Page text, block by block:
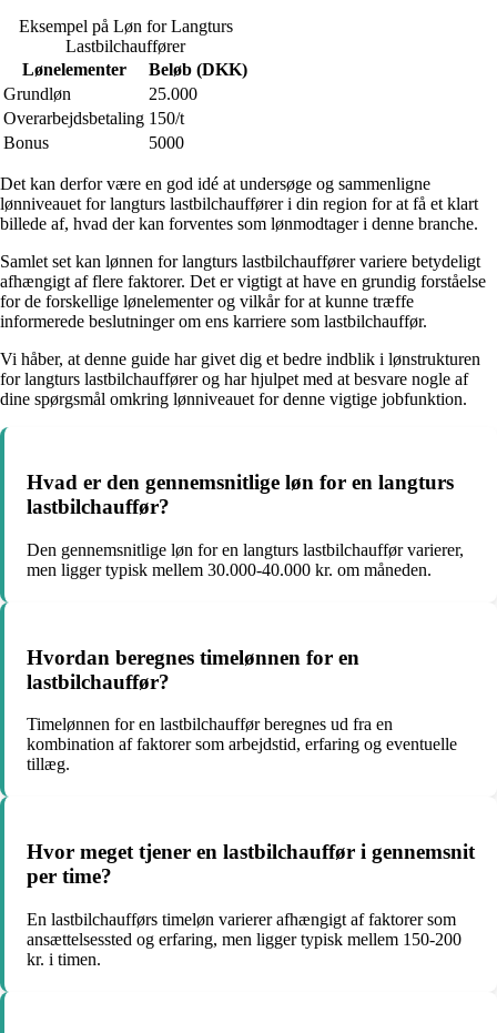
Eksempel på Løn for Langturs
Lastbilchauffører
Lønelementer
Beløb (DKK)
Grundløn
25.000
Overarbejdsbetaling 150/t
Bonus
5000
Det kan derfor være en god idé at undersøge og sammenligne
lønniveauet for langturs lastbilchauffører i din region for at få et klart
billede af, hvad der kan forventes som lønmodtager i denne branche.
Samlet set kan lønnen for langturs lastbilchauffører variere betydeligt
afhængigt af flere faktorer. Det er vigtigt at have en grundig forståelse
for de forskellige lønelementer og vilkår for at kunne træffe
informerede beslutninger om ens karriere som lastbilchauffør.
Vi håber, at denne guide har givet dig et bedre indblik i lønstrukturen
for langturs lastbilchauffører og har hjulpet med at besvare nogle af
dine spørgsmål omkring lønniveauet for denne vigtige jobfunktion.
Hvad er den gennemsnitlige løn for en langturs
lastbilchauffør?
Den gennemsnitlige løn for en langturs lastbilchauffør varierer,
men ligger typisk mellem 30.000-40.000 kr. om måneden.
Hvordan beregnes timelønnen for en
lastbilchauffør?
Timelønnen for en lastbilchauffør beregnes ud fra en
kombination af faktorer som arbejdstid, erfaring og eventuelle
tillæg.
Hvor meget tjener en lastbilchauffør i gennemsnit
per time?
En lastbilchaufførs timeløn varierer afhængigt af faktorer som
ansættelsessted og erfaring, men ligger typisk mellem 150-200
kr. i timen.